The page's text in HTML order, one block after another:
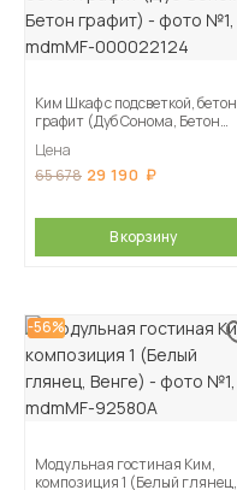
Ким Шкаф с подсветкой, бетон
графит (Дуб Сонома, Бетон
Цена
65 678 29 190
В корзину
-56%
Модульная гостиная Ким,
композиция 1 (Белый глянец,